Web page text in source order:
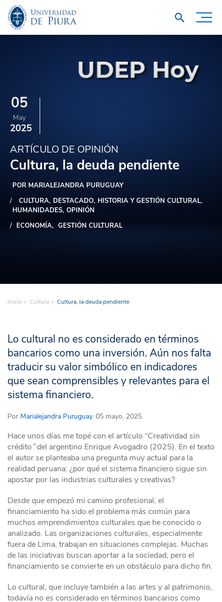
05
May
2025
ARTÍCULO DE OPINIÓN
Cultura, la deuda pendiente
POR MARIALEJANDRA PURUGUAY
CULTURA DESTACADO HISTORIA Y GESTIÓN CULTURAL
HUMANIDADES OPINIÓN
ECONOMÍA
GESTIÓN CULTURAL
Inicio Cultura Cultura, la deuda pendiente
Lo cultural no es considerado en términos
bancarios como una inversión. Aún nos falta
traducir su valor simbólico en indicadores
que sean comprensibles y relevantes para el
sistema financiero.
Por Marialejandra Puruguay. 05 mayo, 2025.
Hace unos días me topé con el artículo “Creatividad sin
crédito”del argentino Enrique Avogadro (2025). En el texto
el autor se planteaba una pregunta muy actual para la
realidad peruana: ¿por qué el sistema financiero sigue sin
apostar por las industrias culturales y creativas?
Desde que empezó mi camino profesional, el
financiamiento ha sido el problema más común para
muchos emprendimientos culturales que he conocido o
analizado. Las organizaciones culturales, especialmente
fuera de Lima, trabajan en situaciones complejas. Muchas
de las iniciativas buscan aportar a la sociedad, pero el
financiamiento se convierte en un obstáculo para dicho fin.
Lo cultural, que incluye también a las artes y al patrimonio,
todavía no es considerado en términos bancarios como